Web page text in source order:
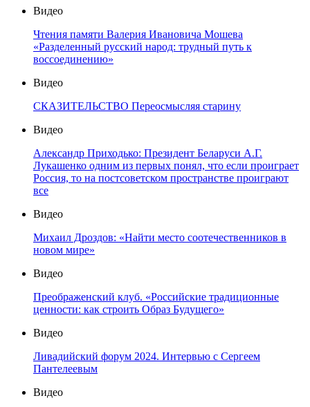
Видео
Чтения памяти Валерия Ивановича Мошева
«Разделенный русский народ: трудный путь к
воссоединению»
Видео
СКАЗИТЕЛЬСТВО Переосмысляя старину
Видео
Александр Приходько: Президент Беларуси А.Г.
Лукашенко одним из первых понял, что если проиграет
Россия, то на постсоветском пространстве проиграют
все
Видео
Михаил Дроздов: «Найти место соотечественников в
новом мире»
Видео
Преображенский клуб. «Российские традиционные
ценности: как строить Образ Будущего»
Видео
Ливадийский форум 2024. Интервью с Сергеем
Пантелеевым
Видео